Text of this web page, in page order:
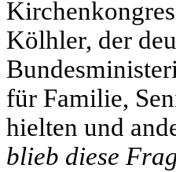
Kölhler, der
für Familie,
hielten und
blieb diese